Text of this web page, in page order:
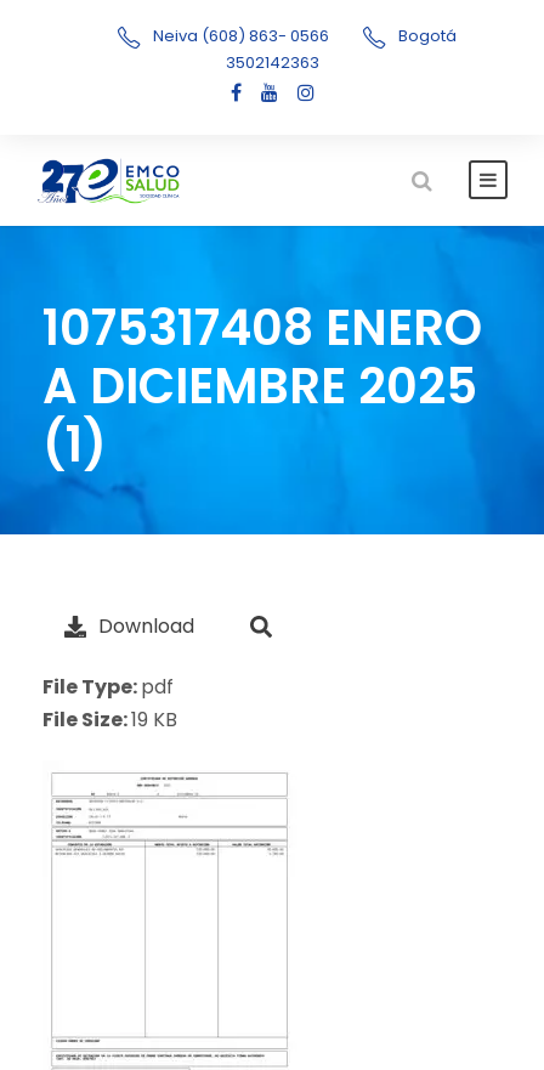
Neiva (608) 863- 0566
Bogotá
3502142363
1075317408 ENERO
A DICIEMBRE 2025
(1)
Download
File Type:pdf
File Size:19 KB